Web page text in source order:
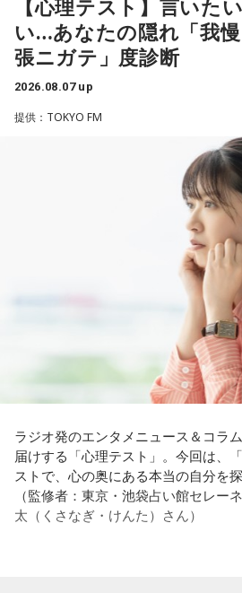
だけます。
＜番組概要＞
番組名：JA全農 COUNTDOWN JAPAN
放送エリア：TOKYO FMをはじめと
放送日時：毎週土曜 13:00～13:53
パーソナリティ：遠山大輔（グラン
https://
ほのか・海：ありがとうございます。
潮：「コニファー」はテレビアニメ
ンディングテーマとなっています。
ね？
遠山：この楽曲はどこから作り始め
ほのか：「これ描いて死ね」は、マ
した作品なんですけど、まずは原作
から1にするときに、心のなかで薪を
く。そして、風が吹いてめちゃめち
そういったものを絶やさずに「自分
みたいな気持ちと、私がお家で音楽
の……“色”かな？ その色がすごく一致
で、今回はアニメのエンディングテ
もらったんですけど、結構パーソナ
遠山：自分自身の内面をすごく辿っ
ね？
ほのか：はい。私は「自分自身を分
いるのですが、心が疲れてきていま
り、夫と新しく家を建てるためにも
仕事がつらいからこそ私生活が充実
の心持ちについてアドバイスをいた
――患者からの暴言や暴力に心が折
過酷な現場で奮闘する看護師の相談
ことを申し上げるようだけれど……」
的なアドバイスを提示しました。
江原：私はね、ちょっと意外なこと
ど、「体力」だと思います。やっぱ
く寝る。で、やっぱり看護師さんっ
とかね。いろいろとシフトがあるか
ンを持っていくのがとっても大変だ
これ、ばかにならなくて、私、いつ
と言っているんです。昔から「健全
る」って言いますでしょう？
それは、例えばご病気の方とかはダ
差別しているわけではなくてね。私
【心理テスト】言いた
い…あなたの隠れ「我
張ニガテ」度診断
2026.08.07 up
提供：TOKYO FM
ラジオ発のエンタメニュース＆コラ
届けする「心理テスト」。今回は、
ストで、心の奥にある本当の自分を
（監修者：東京・池袋占い館セレ
太（くさなぎ・けんた）さん）